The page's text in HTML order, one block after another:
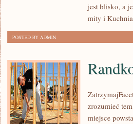
jest blisko, a
mity i Kuchnia
POSTED BY ADMIN
zrozumieć
miejsce